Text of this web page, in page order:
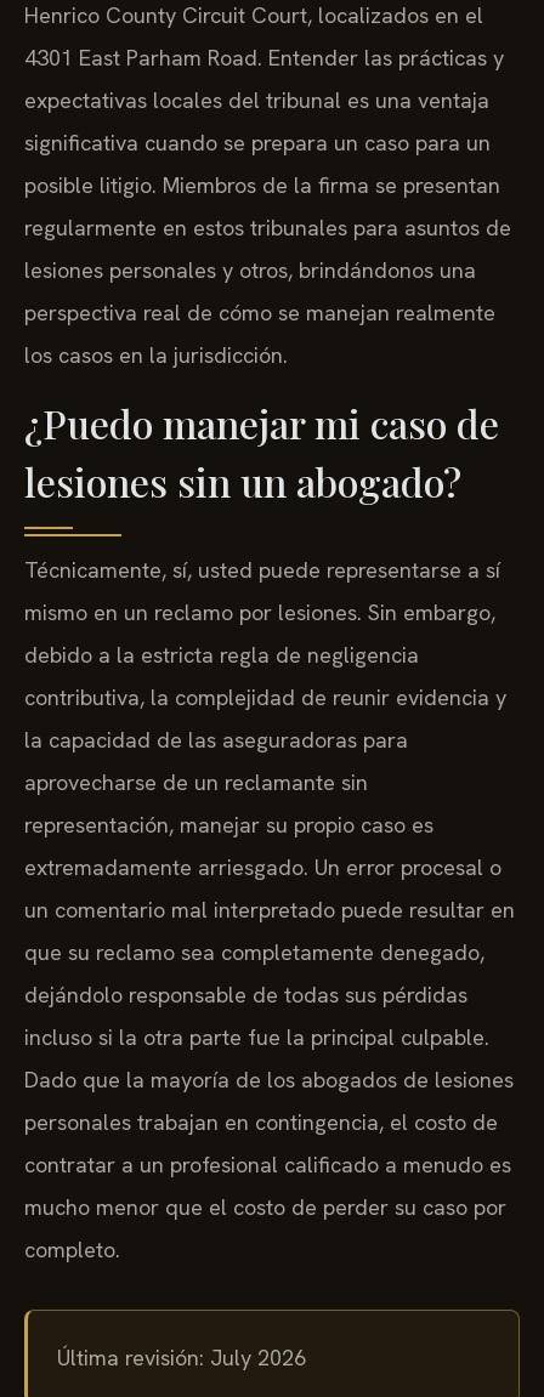
Henrico County Circuit Court, localizados en el
4301 East Parham Road. Entender las prácticas y
expectativas locales del tribunal es una ventaja
significativa cuando se prepara un caso para un
posible litigio. Miembros de la firma se presentan
regularmente en estos tribunales para asuntos de
lesiones personales y otros, brindándonos una
perspectiva real de cómo se manejan realmente
los casos en la jurisdicción.
¿Puedo manejar mi caso de
lesiones sin un abogado?
Técnicamente, sí, usted puede representarse a sí
mismo en un reclamo por lesiones. Sin embargo,
debido a la estricta regla de negligencia
contributiva, la complejidad de reunir evidencia y
la capacidad de las aseguradoras para
aprovecharse de un reclamante sin
representación, manejar su propio caso es
extremadamente arriesgado. Un error procesal o
un comentario mal interpretado puede resultar en
que su reclamo sea completamente denegado,
dejándolo responsable de todas sus pérdidas
incluso si la otra parte fue la principal culpable.
Dado que la mayoría de los abogados de lesiones
personales trabajan en contingencia, el costo de
contratar a un profesional calificado a menudo es
mucho menor que el costo de perder su caso por
completo.
Última revisión: July 2026